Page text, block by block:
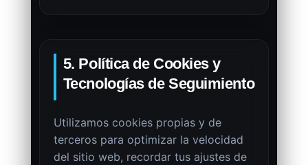
5. Política de Cookies y
Tecnologías de Seguimiento
Utilizamos cookies propias y de
terceros para optimizar la velocidad
del sitio web, recordar tus ajustes de